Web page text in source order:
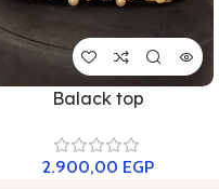
Balack top
2.900,00 EGP